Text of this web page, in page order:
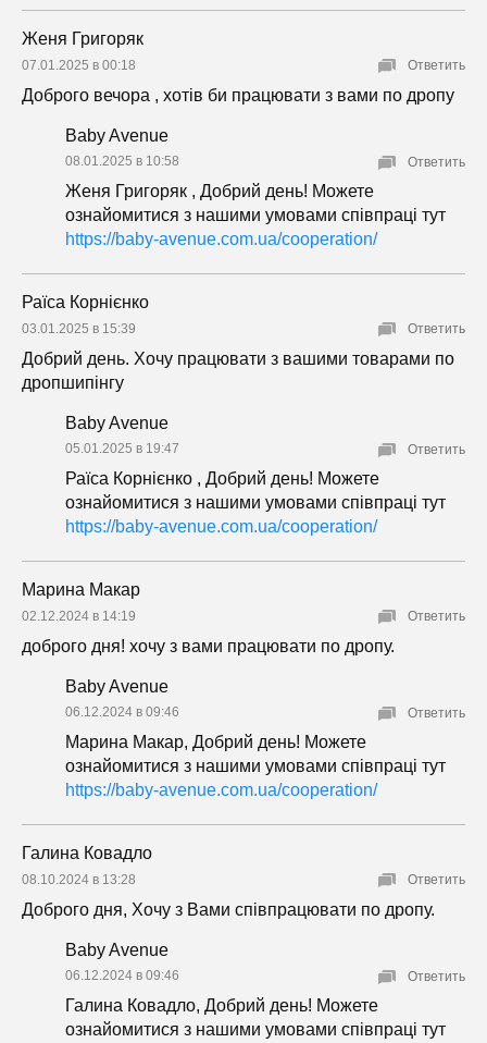
Женя Григоряк
07.01.2025 в 00:18
Доброго вечора , хотів би працювати з вами по дропу
Ответить
Baby Avenue
08.01.2025 в 10:58
Женя Григоряк , Добрий день! Можете
ознайомитися з нашими умовами співпраці тут
https://baby-avenue.com.ua/cooperation/
Ответить
Раїса Корнієнко
03.01.2025 в 15:39
Добрий день. Хочу працювати з вашими товарами по
дропшипінгу
Ответить
Baby Avenue
05.01.2025 в 19:47
Раїса Корнієнко , Добрий день! Можете
ознайомитися з нашими умовами співпраці тут
https://baby-avenue.com.ua/cooperation/
Ответить
Марина Макар
02.12.2024 в 14:19
доброго дня! хочу з вами працювати по дропу.
Ответить
Baby Avenue
06.12.2024 в 09:46
Марина Макар, Добрий день! Можете
ознайомитися з нашими умовами співпраці тут
https://baby-avenue.com.ua/cooperation/
Ответить
Галина Ковадло
08.10.2024 в 13:28
Доброго дня, Хочу з Вами співпрацювати по дропу.
Ответить
Baby Avenue
06.12.2024 в 09:46
Галина Ковадло, Добрий день! Можете
ознайомитися з нашими умовами співпраці тут
Ответить